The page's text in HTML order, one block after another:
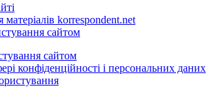
korrespondent.net
сайтом
сайтом
конфіденційності і персональних даних